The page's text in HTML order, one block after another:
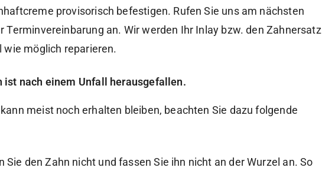
provisorisch befestigen. Rufen Sie uns am nächsten
Terminvereinbarung an. Wir werden Ihr Inlay bzw. den Zahnersatz
wie möglich reparieren.
ist nach einem Unfall herausgefallen.
meist noch erhalten bleiben, beachten Sie dazu folgende
Sie den Zahn nicht und fassen Sie ihn nicht an der Wurzel an. So